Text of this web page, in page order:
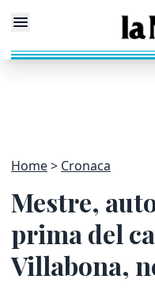
Home Cronaca
Mestre,
prima del
Villabona,